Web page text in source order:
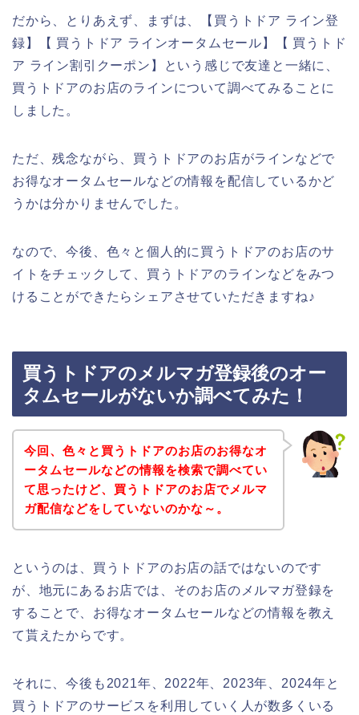
だから、とりあえず、まずは、【買うトドア ライン登
録】【 買うトドア ラインオータムセール】【 買うトド
ア ライン割引クーポン】という感じで友達と一緒に、
買うトドアのお店のラインについて調べてみることに
しました。
ただ、残念ながら、買うトドアのお店がラインなどで
お得なオータムセールなどの情報を配信しているかど
うかは分かりませんでした。
なので、今後、色々と個人的に買うトドアのお店のサ
イトをチェックして、買うトドアのラインなどをみつ
けることができたらシェアさせていただきますね♪
買うトドアのメルマガ登録後のオー
タムセールがないか調べてみた！
今回、色々と買うトドアのお店のお得なオ
ータムセールなどの情報を検索で調べてい
て思ったけど、買うトドアのお店でメルマ
ガ配信などをしていないのかな～。
というのは、買うトドアのお店の話ではないのです
が、地元にあるお店では、そのお店のメルマガ登録を
することで、お得なオータムセールなどの情報を教え
て貰えたからです。
それに、今後も2021年、2022年、2023年、2024年と
買うトドアのサービスを利用していく人が数多くいる